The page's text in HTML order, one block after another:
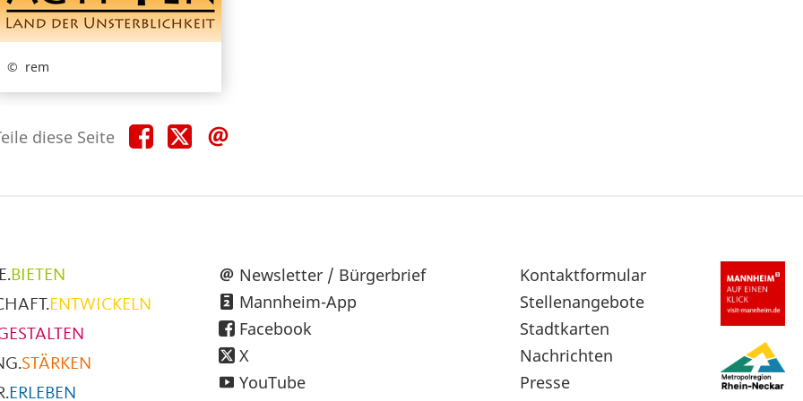
rem
diese Seite Teile
diese
Teile
diese
BIETEN
ENTWICKELN
STÄRKEN
ERLEBEN
Newsletter / Bürgerbrief
Mannheim-App
Facebook
X
YouTube
Sekundärnavigation
im
Fußbereich
Kontaktformular
Stellenangebote
Stadtkarten
Nachrichten
Presse